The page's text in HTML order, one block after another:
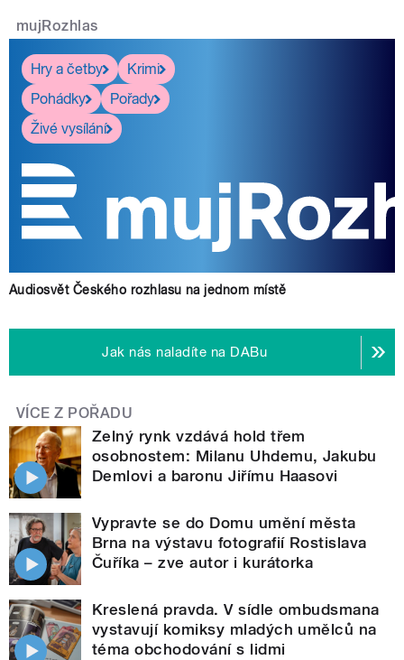
mujRozhlas
Hry a četby
Krimi
Pohádky
Pořady
Živé vysílání
Audiosvět Českého rozhlasu na jednom místě
Jak nás naladíte na DABu
VÍCE Z POŘADU
Zelný rynk vzdává hold třem
osobnostem: Milanu Uhdemu, Jakubu
Demlovi a baronu Jiřímu Haasovi
Vypravte se do Domu umění města
Brna na výstavu fotografií Rostislava
Čuříka – zve autor i kurátorka
Kreslená pravda. V sídle ombudsmana
vystavují komiksy mladých umělců na
téma obchodování s lidmi